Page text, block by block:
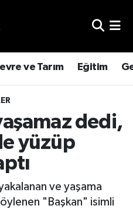
ve Tarım Eğitim
dedi,
yüzüp
ve yaşama
"Başkan" isimli
ve Fikstür